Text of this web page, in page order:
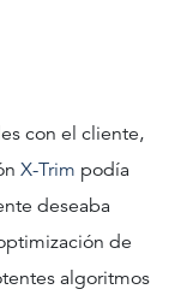
con el cliente,
X-Trim podía
deseaba
de
algoritmos